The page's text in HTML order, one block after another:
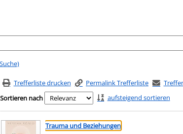
Trefferliste drucken Permalink Trefferliste
Sortieren nach
aufsteigend sortieren
Suchergebnis
Zu den Suchfiltern springen
Trauma und Beziehungen